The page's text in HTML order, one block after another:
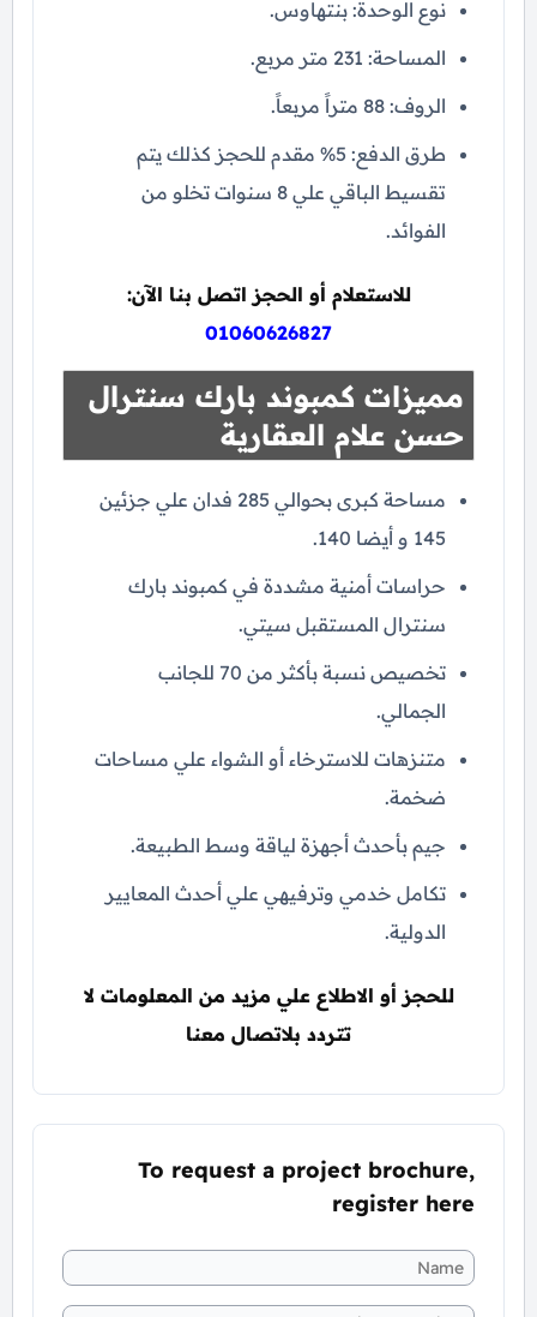
نوع الوحدة: بنتهاوس.
المساحة: 231 متر مربع.
الروف: 88 متراً مربعاً.
طرق الدفع: 5% مقدم للحجز كذلك يتم
تقسيط الباقي علي 8 سنوات تخلو من
الفوائد.
للاستعلام أو الحجز اتصل بنا الآن:
01060626827
مميزات كمبوند بارك سنترال
حسن علام العقارية
مساحة كبرى بحوالي 285 فدان علي جزئين
145 و أيضا 140.
حراسات أمنية مشددة في كمبوند بارك
سنترال المستقبل سيتي.
تخصيص نسبة بأكثر من 70 للجانب
الجمالي.
متنزهات للاسترخاء أو الشواء علي مساحات
ضخمة.
جيم بأحدث أجهزة لياقة وسط الطبيعة.
تكامل خدمي وترفيهي علي أحدث المعايير
الدولية.
للحجز أو الاطلاع علي مزيد من المعلومات لا
تتردد بلاتصال معنا
To request a project brochure,
register here